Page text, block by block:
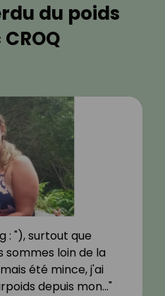
du poids
: "), surtout que
sommes loin de la
été mince, j'ai
depuis mon…"